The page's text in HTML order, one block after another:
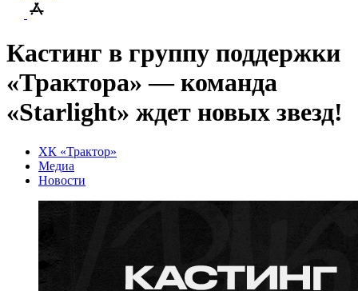
Кастинг в группу поддержки
«Трактора» — команда
«Starlight» ждет новых звезд!
ХК «Трактор»
Медиа
Новости